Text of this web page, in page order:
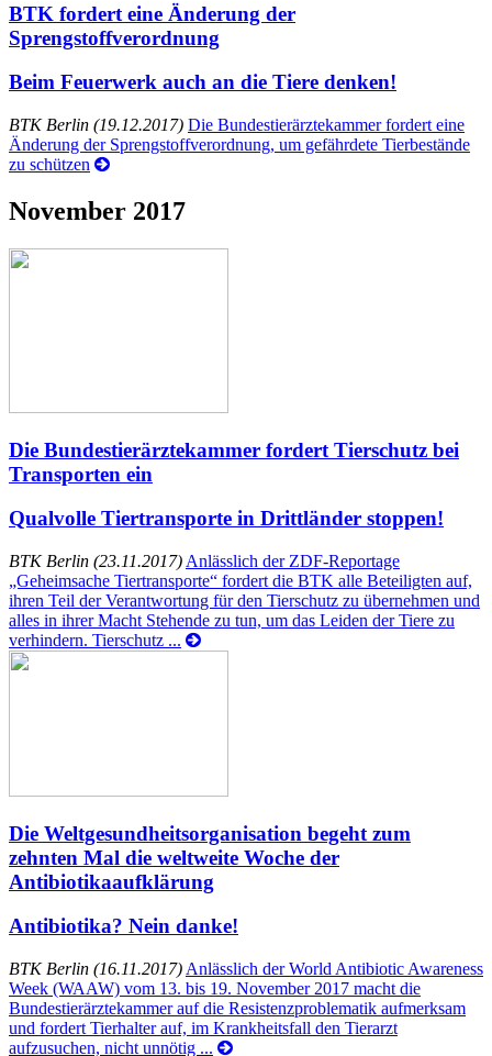
BTK fordert eine Änderung der
Sprengstoffverordnung
Beim Feuerwerk auch an die Tiere denken!
BTK Berlin (19.12.2017) Die Bundestierärztekammer fordert eine
Änderung der Sprengstoffverordnung, um gefährdete Tierbestände
zu schützen
November 2017
Die Bundestierärztekammer fordert Tierschutz bei
Transporten ein
Qualvolle Tiertransporte in Drittländer stoppen!
BTK Berlin (23.11.2017) Anlässlich der ZDF-Reportage
„Geheimsache Tiertransporte“ fordert die BTK alle Beteiligten auf,
ihren Teil der Verantwortung für den Tierschutz zu übernehmen und
alles in ihrer Macht Stehende zu tun, um das Leiden der Tiere zu
verhindern. Tierschutz ...
Die Weltgesundheitsorganisation begeht zum
zehnten Mal die weltweite Woche der
Antibiotikaaufklärung
Antibiotika? Nein danke!
BTK Berlin (16.11.2017) Anlässlich der World Antibiotic Awareness
Week (WAAW) vom 13. bis 19. November 2017 macht die
Bundestierärztekammer auf die Resistenzproblematik aufmerksam
und fordert Tierhalter auf, im Krankheitsfall den Tierarzt
aufzusuchen, nicht unnötig ...